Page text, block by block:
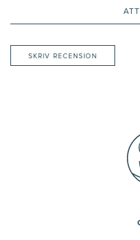
SKRIV RECENSION